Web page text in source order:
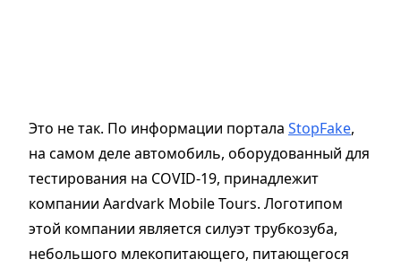
Это не так. По информации портала StopFake,
на самом деле автомобиль, оборудованный для
тестирования на COVID-19, принадлежит
компании Aardvark Mobile Tours. Логотипом
этой компании является силуэт трубкозуба,
небольшого млекопитающего, питающегося